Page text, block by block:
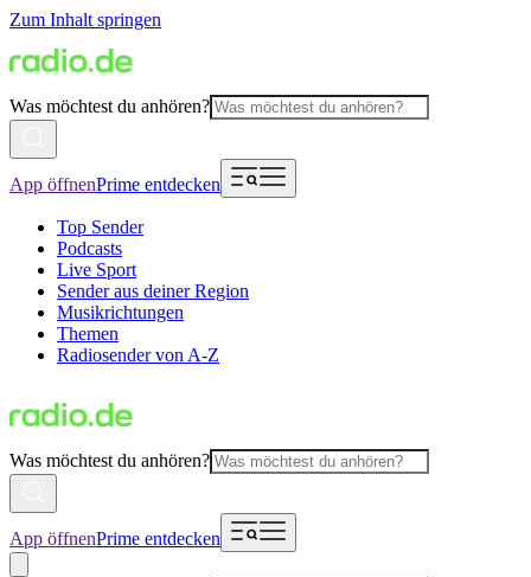
Zum Inhalt springen
Was möchtest du anhören?
App öffnenPrime entdecken
Top Sender
Podcasts
Live Sport
Sender aus deiner Region
Musikrichtungen
Themen
Radiosender von A-Z
Was möchtest du anhören?
App öffnenPrime entdecken